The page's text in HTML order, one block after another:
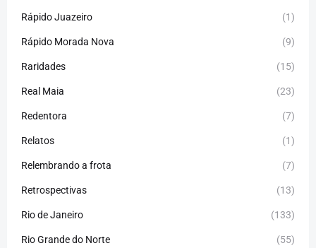
Rápido Juazeiro (1)
Rápido Morada Nova (9)
Raridades (15)
Real Maia (23)
Redentora (7)
Relatos (1)
Relembrando a frota (7)
Retrospectivas (13)
Rio de Janeiro (133)
Rio Grande do Norte (55)